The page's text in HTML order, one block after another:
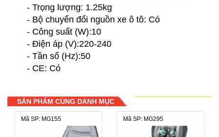
- Trọng lượng: 1.25kg
- Bộ chuyển đổi nguồn xe ô tô: Có
- Công suất (W):10
- Điện áp (V):220-240
- Tần số (Hz):50
- CE: Có
SẢN PHẨM CÙNG DANH MỤC
Mã SP: MG155 Mã SP: MG295